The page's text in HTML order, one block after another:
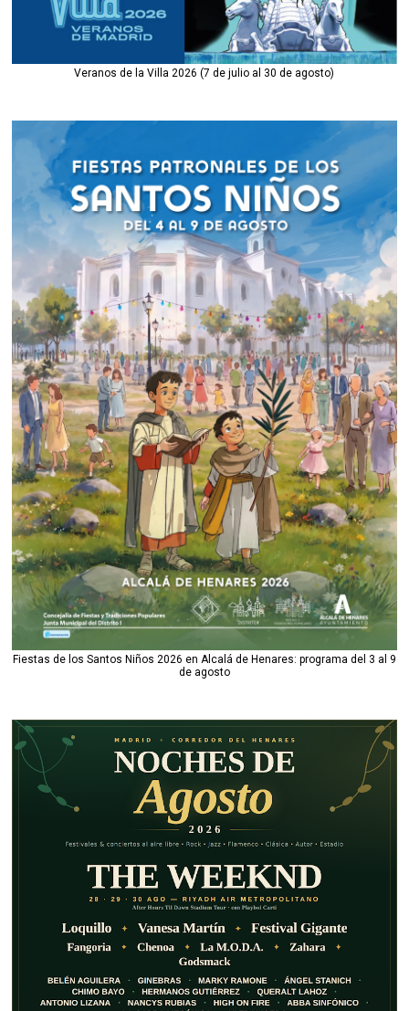
Veranos de la Villa 2026 (7 de julio al 30 de agosto)
Fiestas de los Santos Niños 2026 en Alcalá de Henares: programa del 3 al 9
de agosto